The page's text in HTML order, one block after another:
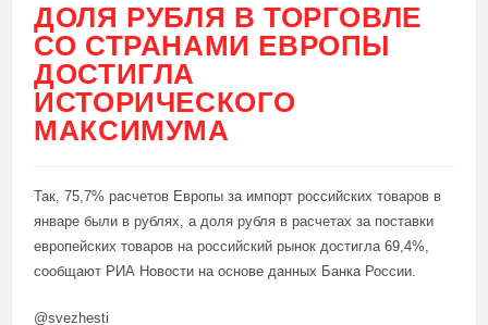
ДОЛЯ РУБЛЯ В ТОРГОВЛЕ
СО СТРАНАМИ ЕВРОПЫ
ДОСТИГЛА
ИСТОРИЧЕСКОГО
МАКСИМУМА
Так, 75,7% расчетов Европы за импорт российских товаров в
январе были в рублях, а доля рубля в расчетах за поставки
европейских товаров на российский рынок достигла 69,4%,
сообщают РИА Новости на основе данных Банка России.
@svezhesti